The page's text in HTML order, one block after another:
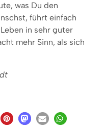
was Du den
führt einfach
in sehr guter
mehr Sinn, als sich